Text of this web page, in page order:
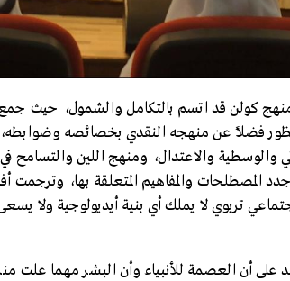
منهج كولن قد اتسم بالتكامل والشمول، حيث جمع
فضلاً عن منهجه النقدي بخصائصه وضوابطه،
والوسطية والاعتدال، ومنهج اللين والتسامح
المصطلحات والمفاهيم المتعلقة بها، وترجمت
تربوي لا يملك أي بنية أيديولوجية ولا
على أن العصمة للأنبياء وأن البشر مهما علت